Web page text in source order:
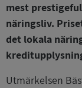
mest
näringsliv.
det lokala
Utmärkelsen